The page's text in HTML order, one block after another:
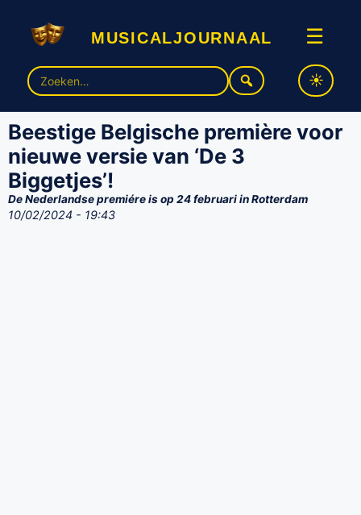
musicaljournaal ☰
Zoek
naar:
Beestige Belgische première voor
nieuwe versie van ‘De 3
Biggetjes’!
De Nederlandse premiére is op 24 februari in Rotterdam
10/02/2024 - 19:43